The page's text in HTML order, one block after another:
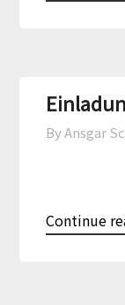
By Ansgar
Continue